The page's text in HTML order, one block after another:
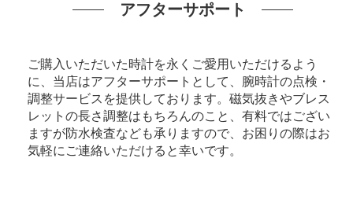
アフターサポート
ご購入いただいた時計を永くご愛用いただけるよう
に、当店はアフターサポートとして、腕時計の点検・
調整サービスを提供しております。磁気抜きやブレス
レットの長さ調整はもちろんのこと、有料ではござい
ますが防水検査なども承りますので、お困りの際はお
気軽にご連絡いただけると幸いです。